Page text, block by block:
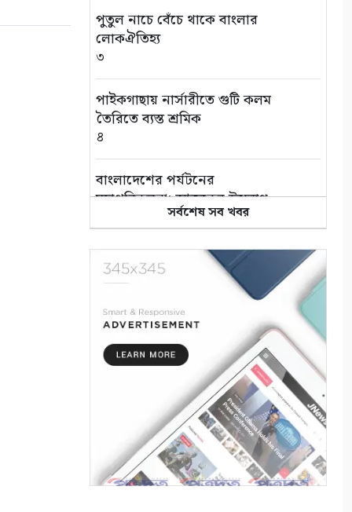
পুতুল নাচে বেঁচে থাকে বাংলার
লোকঐতিহ্য
৩
পাইকগাছায় নার্সারীতে গুটি কলম
তৈরিতে ব্যস্ত শ্রমিক
৪
বাংলাদেশের পর্যটনের
মহাপরিকল্পনা: আজকের উদ্যোগ,
আগামীর বাংলাদেশ
৫
বিশ্ব জুড়ে আদিবাসী জনগোষ্ঠী
৬
আন্তর্জাতিক আদিবাসী দিবস
২০২৬: বাংলাদেশের আদিবাসীদের
সুন্দরবনে বাঘের আক্রমণে
ক্ষতিগ্রস্ত তিন পরিবারকে স্বাবলম্বী
সর্বশেষ সব খবর